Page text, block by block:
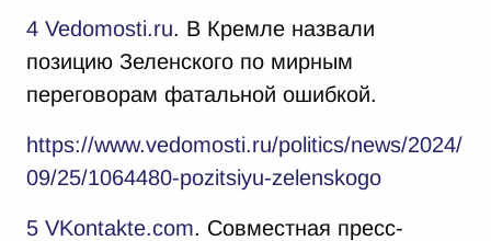
4 Vedomosti.ru. В Кремле назвали
позицию Зеленского по мирным
переговорам фатальной ошибкой.
https://www.vedomosti.ru/politics/news/2024/
09/25/1064480-pozitsiyu-zelenskogo
5 VKontakte.com. Совместная пресс-